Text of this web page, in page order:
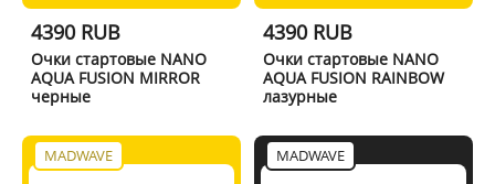
4390 RUB
Очки стартовые NANO
AQUA FUSION MIRROR
черные
4390 RUB
Очки стартовые NANO
AQUA FUSION RAINBOW
лазурные
MADWAVE MADWAVE